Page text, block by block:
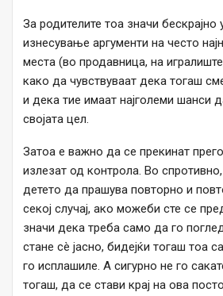
За родителите тоа значи
изнесување аргументи на често
места (во продавница, на
како да чувствуваат дека тогаш
и дека тие имаат најголеми шанси
својата цел.
Затоа е важно да се прекинат
излезат од контрола. Во
детето да прашува повторно и
секој случај, ако можеби сте се
значи дека треба само да го
стане сè јасно, бидејќи тогаш тоа
го исплашиле. А сигурно не го
тогаш, да се стави крај на ова